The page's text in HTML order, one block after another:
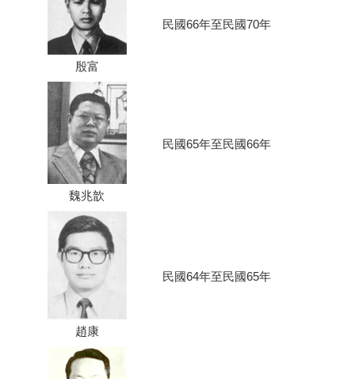
殷富
民國66年至民國70年
魏兆歆
民國65年至民國66年
趙康
民國64年至民國65年